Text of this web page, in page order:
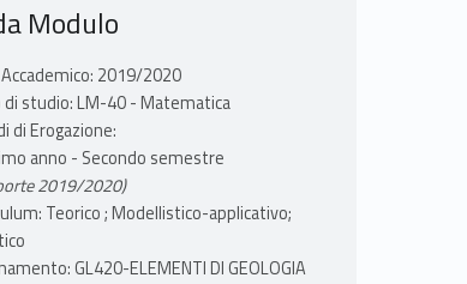
Modulo
2019/2020
di studio: LM-40 - Matematica
di Erogazione:
anno - Secondo semestre
2019/2020)
Teorico ; Modellistico-applicativo;
GL420-ELEMENTI DI GEOLOGIA